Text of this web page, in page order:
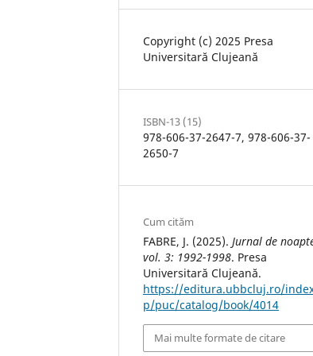
Copyright (c) 2025 Presa
Universitară Clujeană
ISBN-13 (15)
978-606-37-2647-7, 978-606-37-
2650-7
Cum cităm
FABRE, J. (2025). Jurnal de
vol. 3: 1992-1998. Presa
Universitară Clujeană.
https://editura.ubbcluj.ro/
p/puc/catalog/book/4014
Mai multe formate de citare